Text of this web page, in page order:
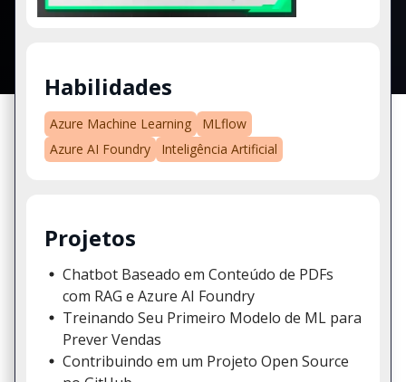
Habilidades
Azure Machine Learning
MLflow
Azure AI Foundry
Inteligência Artificial
Projetos
Chatbot Baseado em Conteúdo de PDFs
com RAG e Azure AI Foundry
Treinando Seu Primeiro Modelo de ML para
Prever Vendas
Contribuindo em um Projeto Open Source